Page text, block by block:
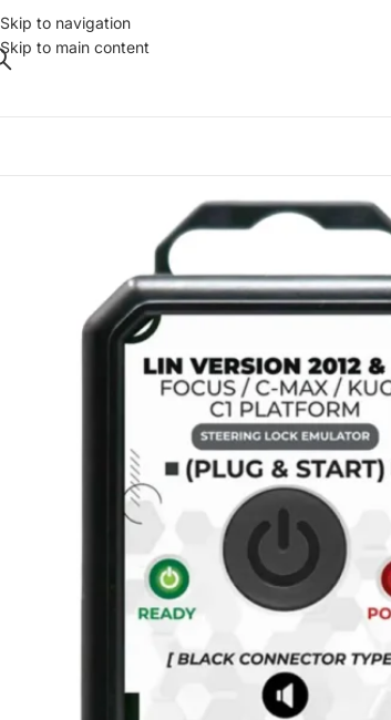
Skip to navigation
Skip to main content